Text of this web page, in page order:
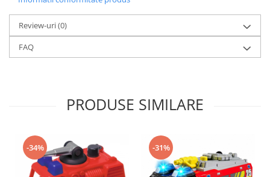
Viga Toys
Wonderworld
Woody
Review-uri(0)
FAQ
PRODUSE SIMILARE
-34% -31%